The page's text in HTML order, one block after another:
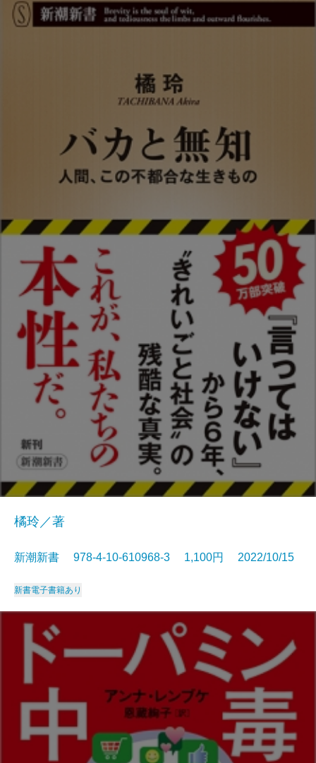
橘玲／著
新潮新書 978-4-10-610968-3 1,100円 2022/10/15
新書電子書籍あり